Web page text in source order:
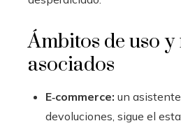
Ámbitos de uso y
asociados
E‑commerce: un
devoluciones, sigue el